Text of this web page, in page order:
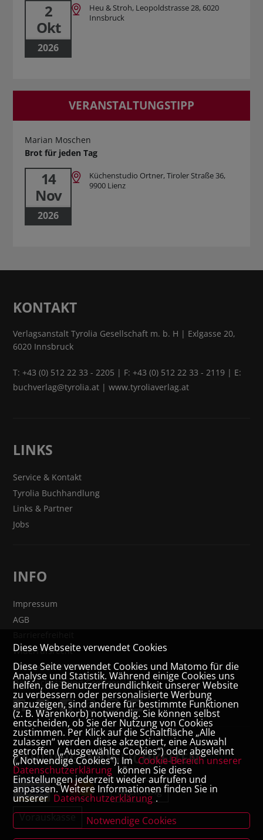
2
Okt
2026
Heu & Stroh, Leopoldstrasse 28, 6020
Innsbruck
VERANSTALTUNGSTIPP
Marian Moschen
Brot für jeden Tag
14
Nov
2026
Küchenstudio Ortner, Tiroler Straße 36,
9900 Lienz
KONTAKT
Verlagsanstalt Tyrolia Gesellschaft m. b. H | Exlgasse 20,
6020 Innsbruck
T:+43 (0) 512 22 33 - 2205 | F: +43 (0) 512 22 33 - 2119 | E:
buchverlag@tyrolia.at |www.tyroliaverlag.at
LINKS
Service & Kontakt
Tyrolia Buchhandlung
Links & Partner
Jobs
INFO
Impressum
AGB
Widerrufsrecht
VERTRAG WIDERRUFEN
Datenschutz- und Cookieerklärung
ZAHLUNGSMÖGLICHKEITEN
Rechnung
Vorauskasse
Diese Webseite verwendet Cookies
Diese Seite verwendet Cookies und Matomo für die
Analyse und Statistik. Während einige Cookies uns
helfen, die Benutzerfreundlichkeit unserer Website
zu verbessern oder personalisierte Werbung
anzuzeigen, sind andere für bestimmte Funktionen
(z. B. Warenkorb) notwendig. Sie können selbst
entscheiden, ob Sie der Nutzung von Cookies
zustimmen. Per Klick auf die Schaltfläche „Alle
zulassen“ werden diese akzeptiert, eine Auswahl
getroffen („Ausgewählte Cookies“) oder abgelehnt
(„Notwendige Cookies“). Im Cookie-Bereich unserer
Datenschutzerklärung können Sie diese
Einstellungen jederzeit wieder aufrufen und
anpassen. Weitere Informationen finden Sie in
unserer Datenschutzerklärung .
Notwendige Cookies